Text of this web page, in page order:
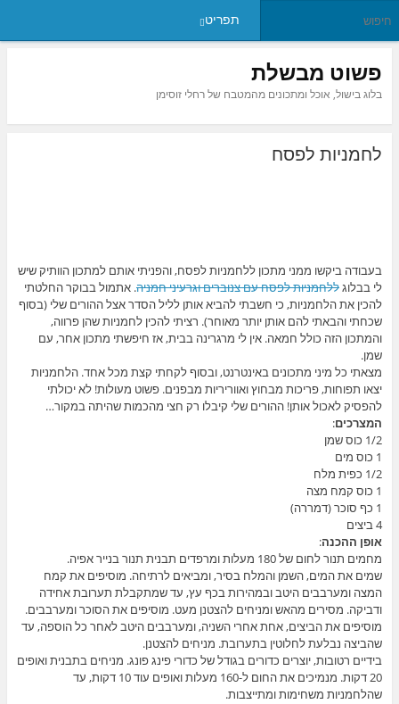
תפריט
פשוט מבשלת
בלוג בישול, אוכל ומתכונים מהמטבח של רחלי זוסימן
לחמניות לפסח
בעבודה ביקשו ממני מתכון ללחמניות לפסח, והפניתי אותם למתכון הוותיק שיש
לי בבלוגללחמניות לפסח עם צנוברים וגרעיני חמניה. אתמול בבוקר החלטתי
להכין את הלחמניות, כי חשבתי להביא אותן לליל הסדר אצל ההורים שלי (בסוף
שכחתי והבאתי להם אותן יותר מאוחר). רציתי להכין לחמניות שהן פרווה,
והמתכון הזה כולל חמאה. אין לי מרגרינה בבית, אז חיפשתי מתכון אחר, עם
שמן.
מצאתי כל מיני מתכונים באינטרנט, ובסוף לקחתי קצת מכל אחד. הלחמניות
יצאו תפוחות, פריכות מבחוץ ואווריריות מבפנים. פשוט מעולות! לא יכולתי
להפסיק לאכול אותן! ההורים שלי קיבלו רק חצי מהכמות שהיתה במקור…
המצרכים:
1/2 כוס שמן
1 כוס מים
1/2 כפית מלח
1 כוס קמח מצה
1 כף סוכר (דמררה)
4 ביצים
אופן ההכנה:
מחמים תנור לחום של 180 מעלות ומרפדים תבנית תנור בנייר אפיה.
שמים את המים, השמן והמלח בסיר, ומביאים לרתיחה. מוסיפים את קמח
המצה ומערבבים היטב ובמהירות בכף עץ, עד שמתקבלת תערובת אחידה
ודביקה. מסירים מהאש ומניחים להצטנן מעט. מוסיפים את הסוכר ומערבבים.
מוסיפים את הביצים, אחת אחרי השניה, ומערבבים היטב לאחר כל הוספה, עד
שהביצה נבלעת לחלוטין בתערובת. מניחים להצטנן.
בידיים רטובות, יוצרים כדורים בגודל של כדורי פינג פונג. מניחים בתבנית ואופים
20 דקות. מנמיכים את החום ל-160 מעלות ואופים עוד 10 דקות, עד
שהלחמניות משחימות ומתייצבות.